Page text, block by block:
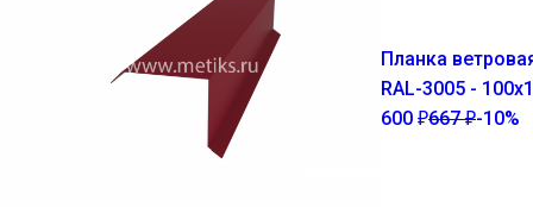
Планка
RAL-3005 -
600₽667₽-10%